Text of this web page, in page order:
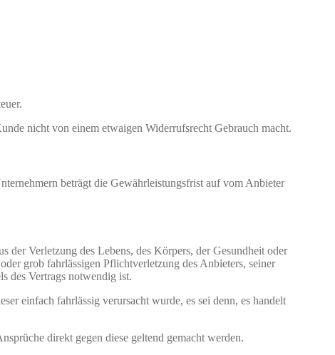
nicht von einem etwaigen Widerrufsrecht Gebrauch macht.
beträgt die Gewährleistungsfrist auf vom Anbieter
der Verletzung des Lebens, des Körpers, der Gesundheit oder
grob fahrlässigen Pflichtverletzung des Anbieters, seiner
des Vertrags notwendig ist.
einfach fahrlässig verursacht wurde, es sei denn, es handelt
direkt gegen diese geltend gemacht werden.